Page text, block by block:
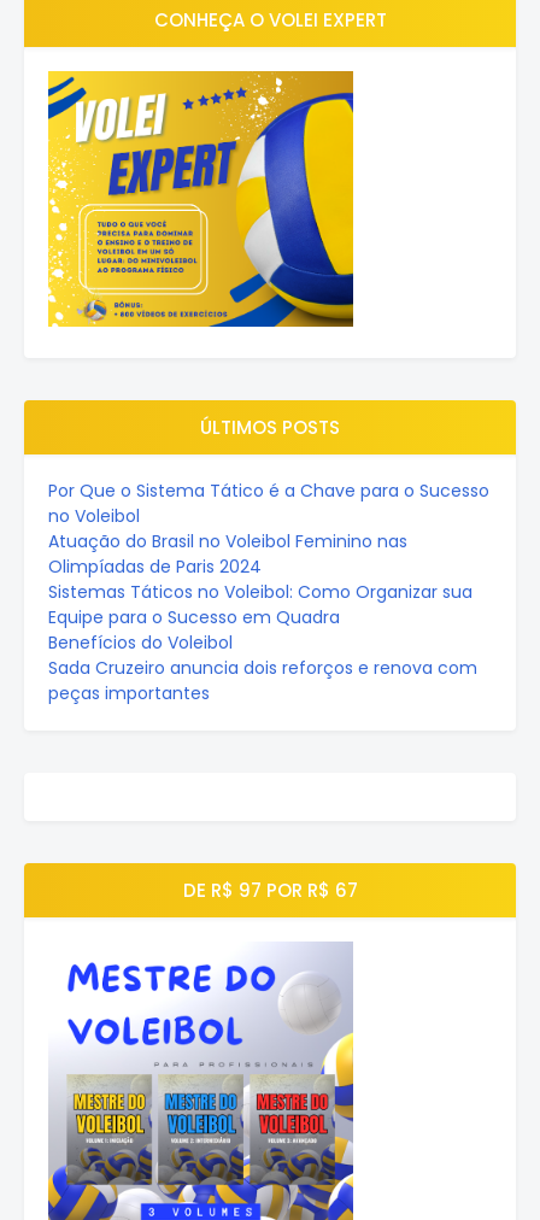
CONHEÇA O VOLEI EXPERT
ÚLTIMOS POSTS
Por Que o Sistema Tático é a Chave para o Sucesso
no Voleibol
Atuação do Brasil no Voleibol Feminino nas
Olimpíadas de Paris 2024
Sistemas Táticos no Voleibol: Como Organizar sua
Equipe para o Sucesso em Quadra
Benefícios do Voleibol
Sada Cruzeiro anuncia dois reforços e renova com
peças importantes
DE R$ 97 POR R$ 67